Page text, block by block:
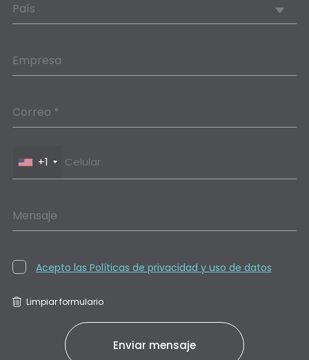
País
Empresa
Correo *
+1
Mensaje
Acepto las Políticas de privacidad y uso de datos
Limpiar formulario